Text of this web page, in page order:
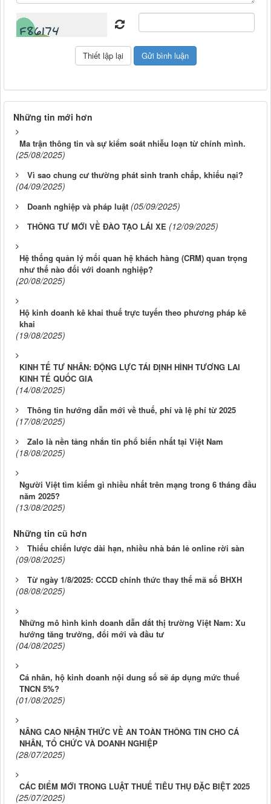
Những tin mới hơn
Ma trận thông tin và sự kiểm soát nhiễu loạn từ chính mình.
(25/08/2025)
Vì sao chung cư thường phát sinh tranh chấp, khiếu nại?
(04/09/2025)
Doanh nghiệp và pháp luật (05/09/2025)
THÔNG TƯ MỚI VỀ ĐÀO TẠO LÁI XE (12/09/2025)
Hệ thống quản lý mối quan hệ khách hàng (CRM) quan trọng
như thế nào đối với doanh nghiệp?
(20/08/2025)
Hộ kinh doanh kê khai thuế trực tuyến theo phương pháp kê
khai
(19/08/2025)
KINH TẾ TƯ NHÂN: ĐỘNG LỰC TÁI ĐỊNH HÌNH TƯƠNG LAI
KINH TẾ QUỐC GIA
(14/08/2025)
Thông tin hướng dẫn mới về thuế, phí và lệ phí từ 2025
(17/08/2025)
Zalo là nền tảng nhắn tin phổ biến nhất tại Việt Nam
(18/08/2025)
Người Việt tìm kiếm gì nhiều nhất trên mạng trong 6 tháng đầu
năm 2025?
(13/08/2025)
Những tin cũ hơn
Thiếu chiến lược dài hạn, nhiều nhà bán lẻ online rời sàn
(09/08/2025)
Từ ngày 1/8/2025: CCCD chính thức thay thế mã số BHXH
(08/08/2025)
Những mô hình kinh doanh dẫn dắt thị trường Việt Nam: Xu
hướng tăng trưởng, đổi mới và đầu tư
(04/08/2025)
Cá nhân, hộ kinh doanh nội dung số sẽ áp dụng mức thuế
TNCN 5%?
(01/08/2025)
NÂNG CAO NHẬN THỨC VỀ AN TOÀN THÔNG TIN CHO CÁ
NHÂN, TỔ CHỨC VÀ DOANH NGHIỆP
(28/07/2025)
CÁC ĐIỂM MỚI TRONG LUẬT THUẾ TIÊU THỤ ĐẶC BIỆT 2025
(25/07/2025)